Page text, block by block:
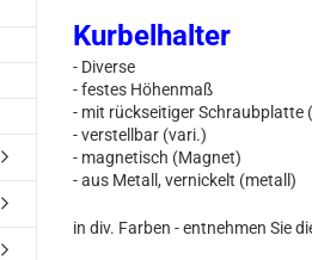
Kurbelhalter
- Diverse
- festes Höhenmaß
- mit rückseitiger Schraubplatte
- verstellbar (vari.)
- magnetisch (Magnet)
- aus Metall, vernickelt (metall)
in div. Farben - entnehmen Sie